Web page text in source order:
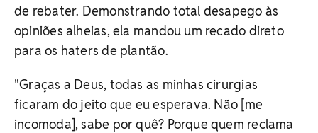
de rebater. Demonstrando total desapego às
opiniões alheias, ela mandou um recado direto
para os haters de plantão.
"Graças a Deus, todas as minhas cirurgias
ficaram do jeito que eu esperava. Não [me
incomoda], sabe por quê? Porque quem reclama